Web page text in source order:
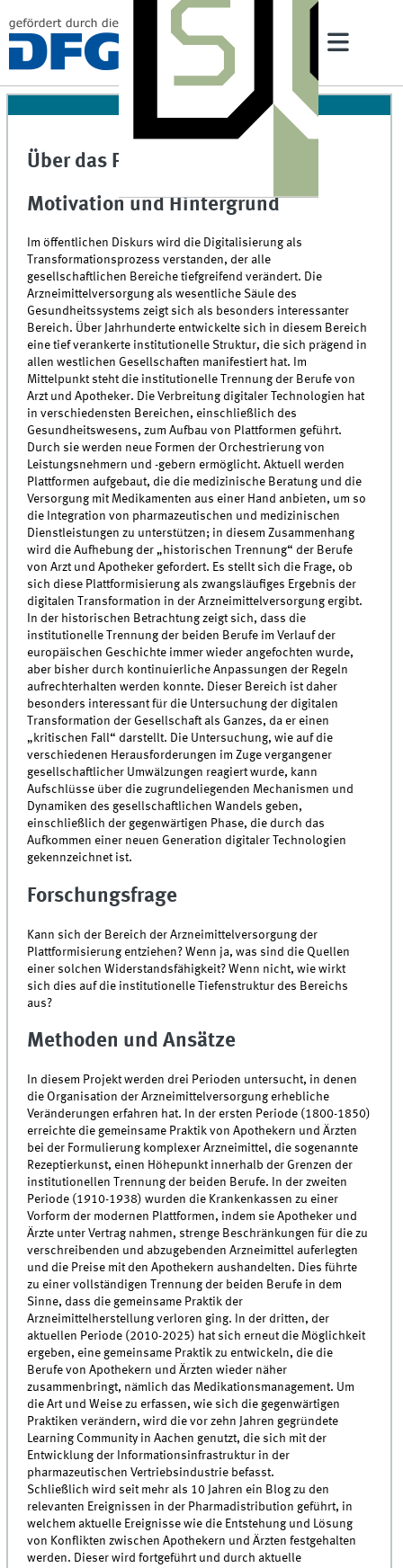
Über das Projekt
Motivation und Hintergrund
Im öffentlichen Diskurs wird die Digitalisierung als
Transformationsprozess verstanden, der alle
gesellschaftlichen Bereiche tiefgreifend verändert. Die
Arzneimittelversorgung als wesentliche Säule des
Gesundheitssystems zeigt sich als besonders interessanter
Bereich. Über Jahrhunderte entwickelte sich in diesem Bereich
eine tief verankerte institutionelle Struktur, die sich prägend in
allen westlichen Gesellschaften manifestiert hat. Im
Mittelpunkt steht die institutionelle Trennung der Berufe von
Arzt und Apotheker. Die Verbreitung digitaler Technologien hat
in verschiedensten Bereichen, einschließlich des
Gesundheitswesens, zum Aufbau von Plattformen geführt.
Durch sie werden neue Formen der Orchestrierung von
Leistungsnehmern und -gebern ermöglicht. Aktuell werden
Plattformen aufgebaut, die die medizinische Beratung und die
Versorgung mit Medikamenten aus einer Hand anbieten, um so
die Integration von pharmazeutischen und medizinischen
Dienstleistungen zu unterstützen; in diesem Zusammenhang
wird die Aufhebung der „historischen Trennung“ der Berufe
von Arzt und Apotheker gefordert. Es stellt sich die Frage, ob
sich diese Plattformisierung als zwangsläufiges Ergebnis der
digitalen Transformation in der Arzneimittelversorgung ergibt.
In der historischen Betrachtung zeigt sich, dass die
institutionelle Trennung der beiden Berufe im Verlauf der
europäischen Geschichte immer wieder angefochten wurde,
aber bisher durch kontinuierliche Anpassungen der Regeln
aufrechterhalten werden konnte. Dieser Bereich ist daher
besonders interessant für die Untersuchung der digitalen
Transformation der Gesellschaft als Ganzes, da er einen
„kritischen Fall“ darstellt. Die Untersuchung, wie auf die
verschiedenen Herausforderungen im Zuge vergangener
gesellschaftlicher Umwälzungen reagiert wurde, kann
Aufschlüsse über die zugrundeliegenden Mechanismen und
Dynamiken des gesellschaftlichen Wandels geben,
einschließlich der gegenwärtigen Phase, die durch das
Aufkommen einer neuen Generation digitaler Technologien
gekennzeichnet ist.
Forschungsfrage
Kann sich der Bereich der Arzneimittelversorgung der
Plattformisierung entziehen? Wenn ja, was sind die Quellen
einer solchen Widerstandsfähigkeit? Wenn nicht, wie wirkt
sich dies auf die institutionelle Tiefenstruktur des Bereichs
aus?
Methoden und Ansätze
In diesem Projekt werden drei Perioden untersucht, in denen
die Organisation der Arzneimittelversorgung erhebliche
Veränderungen erfahren hat. In der ersten Periode (1800-1850)
erreichte die gemeinsame Praktik von Apothekern und Ärzten
bei der Formulierung komplexer Arzneimittel, die sogenannte
Rezeptierkunst, einen Höhepunkt innerhalb der Grenzen der
institutionellen Trennung der beiden Berufe. In der zweiten
Periode (1910-1938) wurden die Krankenkassen zu einer
Vorform der modernen Plattformen, indem sie Apotheker und
Ärzte unter Vertrag nahmen, strenge Beschränkungen für die zu
verschreibenden und abzugebenden Arzneimittel auferlegten
und die Preise mit den Apothekern aushandelten. Dies führte
zu einer vollständigen Trennung der beiden Berufe in dem
Sinne, dass die gemeinsame Praktik der
Arzneimittelherstellung verloren ging. In der dritten, der
aktuellen Periode (2010-2025) hat sich erneut die Möglichkeit
ergeben, eine gemeinsame Praktik zu entwickeln, die die
Berufe von Apothekern und Ärzten wieder näher
zusammenbringt, nämlich das Medikationsmanagement. Um
die Art und Weise zu erfassen, wie sich die gegenwärtigen
Praktiken verändern, wird die vor zehn Jahren gegründete
Learning Community in Aachen genutzt, die sich mit der
Entwicklung der Informationsinfrastruktur in der
pharmazeutischen Vertriebsindustrie befasst.
Schließlich wird seit mehr als 10 Jahren ein Blog zu den
relevanten Ereignissen in der Pharmadistribution geführt, in
welchem aktuelle Ereignisse wie die Entstehung und Lösung
von Konflikten zwischen Apothekern und Ärzten festgehalten
werden. Dieser wird fortgeführt und durch aktuelle